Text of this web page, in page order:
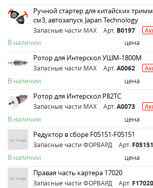
Ручной стартер для китайских
см3, автозапуск Japan Technology
Запасные части MAX Арт. B0197
В наличии цена
Ротор для Интерскол УШМ-1800М
Запасные части MAX Арт. A0062
В наличии цена
Ротор для Интерскол P82TC
Запасные части MAX Арт. A0073
В наличии цена
Редуктор в сборе F05151-F05151
Запасные части ФОРВАРД Арт.
В наличии цена
Правая часть картера 17020
Запасные части ФОРВАРД Арт.